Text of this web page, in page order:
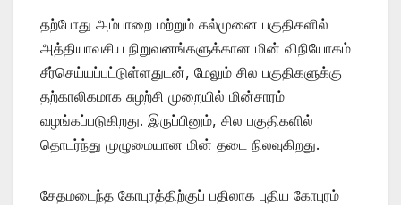
தற்போது அம்பாறை மற்றும் கல்முனை பகுதிகளில்
அத்தியாவசிய நிறுவனங்களுக்கான மின் விநியோகம்
சீர்செய்யப்பட்டுள்ளதுடன், மேலும் சில பகுதிகளுக்கு
தற்காலிகமாக சுழற்சி முறையில் மின்சாரம்
வழங்கப்படுகிறது. இருப்பினும், சில பகுதிகளில்
தொடர்ந்து முழுமையான மின் தடை நிலவுகிறது.
சேதமடைந்த கோபுரத்திற்குப் பதிலாக புதிய கோபுரம்